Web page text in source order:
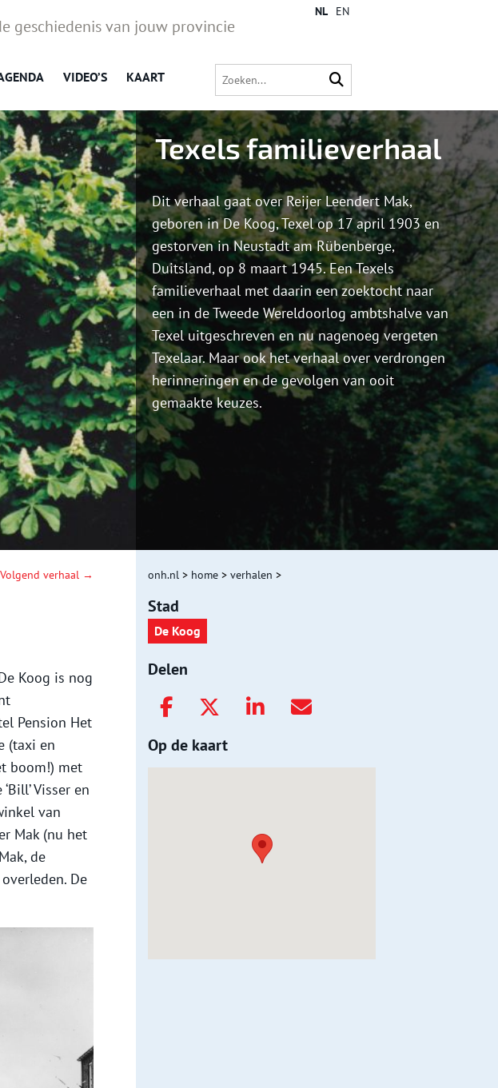
geschiedenis van jouw provincie
VIDEO’S KAART
NL EN
Texels familieverhaal
Dit verhaal gaat over Reijer Leendert Mak,
geboren in De Koog, Texel op 17 april 1903 en
gestorven in Neustadt am Rübenberge,
Duitsland, op 8 maart 1945. Een Texels
familieverhaal met daarin een zoektocht naar
een in de Tweede Wereldoorlog ambtshalve van
Texel uitgeschreven en nu nagenoeg vergeten
Texelaar. Maar ook het verhaal over verdrongen
herinneringen en de gevolgen van ooit
gemaakte keuzes.
Volgend verhaal →
Koog is nog
Pension Het
(taxi en
boom!) met
Visser en
van
Mak (nu het
de
De
onh.nl > home > verhalen >
Stad
De Koog
Delen
Op de kaart